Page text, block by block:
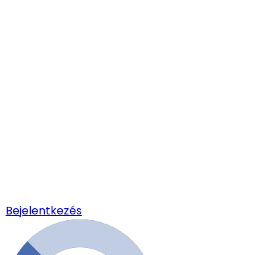
Bejelentkezés